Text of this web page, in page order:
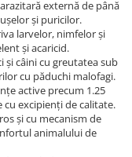
externă de până
și puricilor.
larvelor, nimfelor și
și acaricid.
și câini cu greutatea sub
cu păduchi malofagi.
active precum 1.25
excipienți de calitate.
și cu mecanism de
animalului de